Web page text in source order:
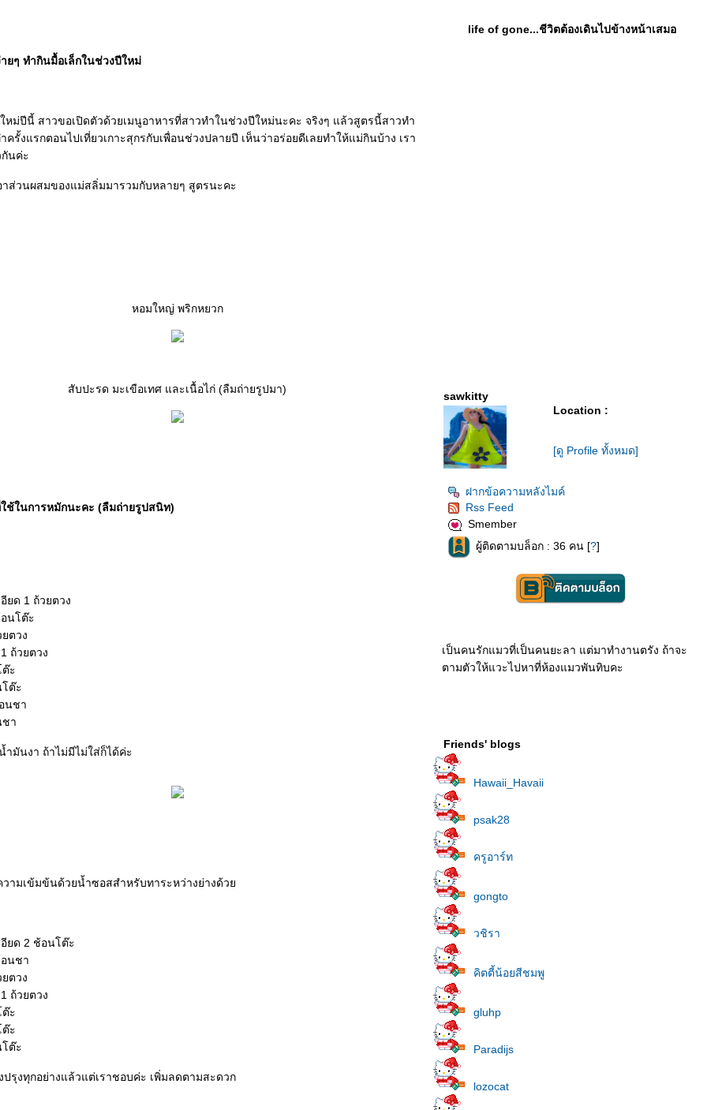
life of gone...ชีวิตต้องเดินไปข้างหน้าเสมอ
ยๆ ทำกินมื้อเล็กในช่วงปีใหม่
หม่ปีนี้ สาวขอเปิดตัวด้วยเมนูอาหารที่สาวทำในช่วงปีใหม่นะคะ จริงๆ แล้วสูตรนี้สาวทำ
ครั้งแรกตอนไปเที่ยวเกาะสุกรกับเพื่อนช่วงปลายปี เห็นว่าอร่อยดีเลยทำให้แม่กินบ้าง เรา
นค่ะ
าส่วนผสมของแม่สลิ่มมารวมกับหลายๆ สูตรนะคะ
หอมใหญ่ พริกหยวก
สับปะรด มะเขือเทศ และเนื้อไก่ (ลืมถ่ายรูปมา)
ช้ในการหมักนะคะ (ลืมถ่ายรูปสนิท)
ยด 1 ถ้วยตวง
นโต๊ะ
ตวง
ถ้วยตวง
ะ
ต๊ะ
นชา
า
ำมันงา ถ้าไม่มีไม่ใส่ก็ได้ค่ะ
วามเข้มข้นด้วยน้ำซอสสำหรับทาระหว่างย่างด้ว
ยด 2 ช้อนโต๊ะ
นชา
ตวง
ถ้วยตวง
ะ
ะ
ต๊ะ
ปรุงทุกอย่างแล้วแต่เราชอบค่ะ เพิ่มลดตามสะดวก
sawkitty
Location :
[ดู Profile ทั้งหมด]
ฝากข้อความหลังไมค์
Rss Feed
Smember
ผู้ติดตามบล็อก : 36 คน [?]
เป็นคนรักแมวที่เป็นคนยะลา แต่มาทำงานตรัง ถ้าจะ
ตามตัวให้แวะไปหาที่ห้องแมวพันทิบคะ
Friends' blogs
Hawaii_Havaii
psak28
ครูอาร์ท
gongto
วชิรา
คิตตี้น้อยสีชมพู
gluhp
Paradijs
lozocat